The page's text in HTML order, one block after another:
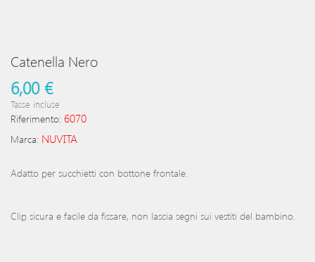
Catenella Nero
6,00 €
Tasse incluse
Riferimento: 6070
Marca: NUVITA
Adatto per succhietti con bottone frontale.
Clip sicura e facile da fissare, non lascia segni sui vestiti del bambino.